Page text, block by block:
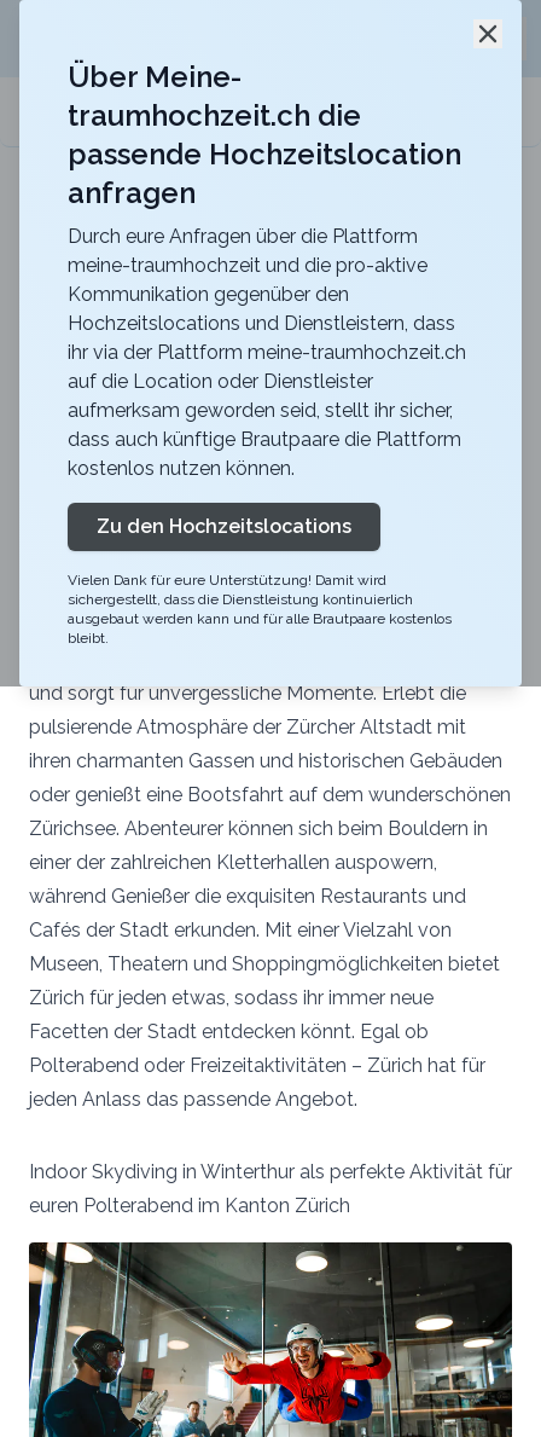
meine-traumhochzeit.ch
Berghotel Hahnenmoos
Heiraten mit unvergesslicher Aussicht mitten in
Polterabend in Zürich
planen
Zürich bietet alles, was dein Herz begehrt und hat
auch für jeden Geschmack die passende Aktivität. Der
sei es ein spannender Escape Room in der Stadt
Zürich, aufregendes Indoor Skydiving in Winterthur
oder genussvolles Winetasting an einer von euch
ausgewählten Location. Plant ihr einen Polterabend in
und sorgt für unvergessliche Momente. Erlebt die
pulsierende Atmosphäre der Zürcher Altstadt mit
ihren charmanten Gassen und historischen Gebäuden
oder genießt eine Bootsfahrt auf dem wunderschönen
Zürichsee. Abenteurer können sich beim Bouldern in
einer der zahlreichen Kletterhallen auspowern,
während Genießer die exquisiten Restaurants und
Cafés der Stadt erkunden. Mit einer Vielzahl von
Museen, Theatern und Shoppingmöglichkeiten bietet
Zürich für jeden etwas, sodass ihr immer neue
Facetten der Stadt entdecken könnt. Egal ob
Polterabend oder Freizeitaktivitäten – Zürich hat für
jeden Anlass das passende Angebot.
Indoor Skydiving in Winterthur als perfekte Aktivität für
euren Polterabend im Kanton Zürich
Über Meine-
traumhochzeit.ch die
passende Hochzeitslocation
anfragen
Durch eure Anfragen über die Plattform
meine-traumhochzeit und die pro-aktive
Kommunikation gegenüber den
Hochzeitslocations und Dienstleistern, dass
ihr via der Plattform meine-traumhochzeit.ch
auf die Location oder Dienstleister
aufmerksam geworden seid, stellt ihr sicher,
dass auch künftige Brautpaare die Plattform
kostenlos nutzen können.
Zu den Hochzeitslocations
Vielen Dank für eure Unterstützung! Damit wird
sichergestellt, dass die Dienstleistung kontinuierlich
ausgebaut werden kann und für alle Brautpaare kostenlos
bleibt.